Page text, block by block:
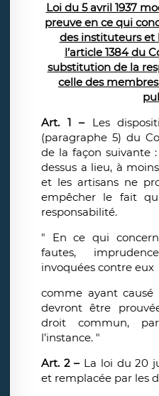
Loi du 5 avril 1937
preuve en ce qui
des instituteurs et
l’article 1384 du
substitution de la
celle des
Art. 1 –Les
(paragraphe 5) du
de la façon suivante
dessus a lieu, à
et les artisans ne
empêcher le fait
responsabilité.
" En ce qui
fautes,
invoquées contre eux
comme ayant
devront être
droit commun,
l’instance. "
Art. 2 –La loi du 20
et remplacée par les